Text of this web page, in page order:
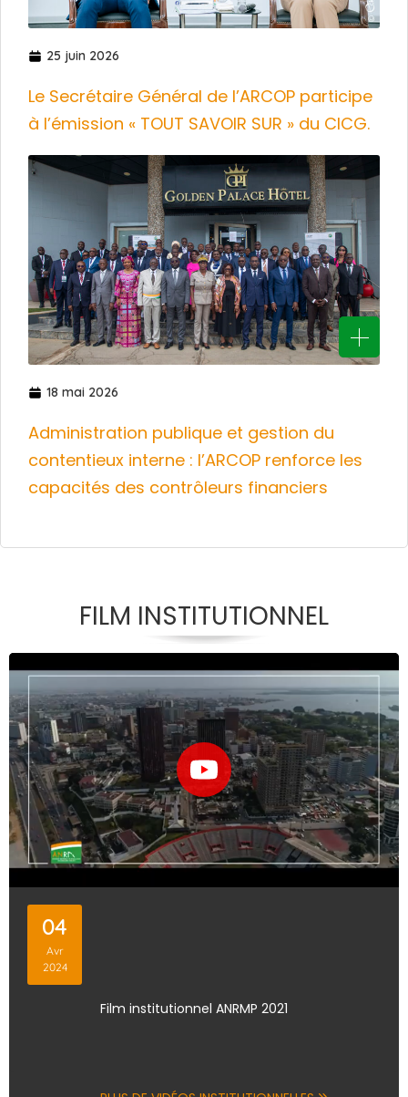
25 juin 2026
Le Secrétaire Général de l’ARCOP participe
à l’émission « TOUT SAVOIR SUR » du CICG.
18 mai 2026
Administration publique et gestion du
contentieux interne : l’ARCOP renforce les
capacités des contrôleurs financiers
FILM INSTITUTIONNEL
Film institutionnel ANRMP 2021
04
Avr
2024